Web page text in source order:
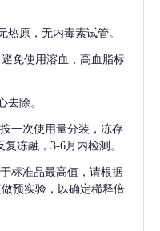
热原，无内毒素试管。
免使用溶血，高血脂标
去除。
一次使用量分装，冻存
冻融，3-6月内检测。
标准品最高值，请根据
预实验，以确定稀释倍